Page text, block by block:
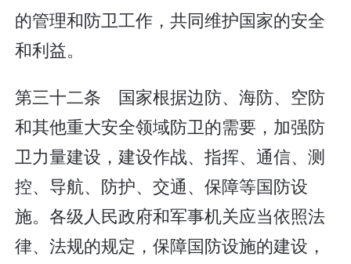
的管理和防卫工作，共同维护国家的安全
和利益。
第三十二条 国家根据边防、海防、空防
和其他重大安全领域防卫的需要，加强防
卫力量建设，建设作战、指挥、通信、测
控、导航、防护、交通、保障等国防设
施。各级人民政府和军事机关应当依照法
律、法规的规定，保障国防设施的建设，